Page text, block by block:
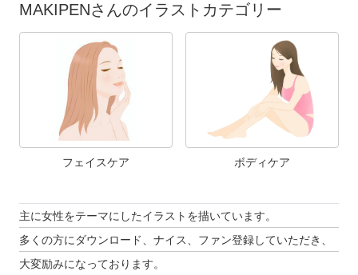
MAKIPENさんのイラストカテゴリー
フェイスケア ボディケア
主に女性をテーマにしたイラストを描いています。
多くの方にダウンロード、ナイス、ファン登録していただき、
大変励みになっております。